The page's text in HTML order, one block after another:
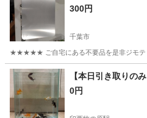
300円
千葉市
★★★★★ ご自宅にある不要品を是非ジモティ
千葉 千葉市 その他 クールマッ
【本日引き取りの
0円